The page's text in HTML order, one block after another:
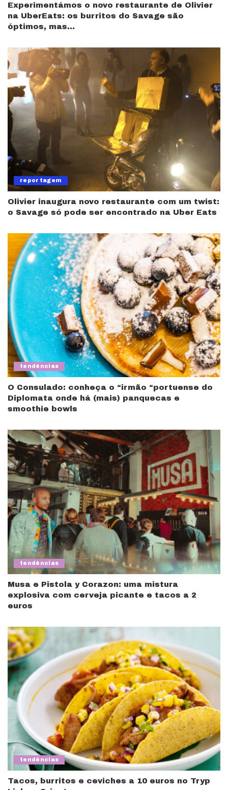
Experimentámos o novo restaurante de Olivier
na UberEats: os burritos do Savage são
óptimos, mas…
reportagem
Olivier inaugura novo restaurante com um twist:
o Savage só pode ser encontrado na Uber Eats
tendências
O Consulado: conheça o “irmão “portuense do
Diplomata onde há (mais) panquecas e
smoothie bowls
tendências
Musa e Pistola y Corazon: uma mistura
explosiva com cerveja picante e tacos a 2
euros
tendências
Tacos, burritos e ceviches a 10 euros no Tryp